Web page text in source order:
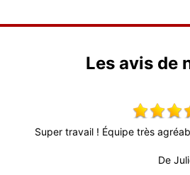
Les avis de
Super travail ! Équipe très
De